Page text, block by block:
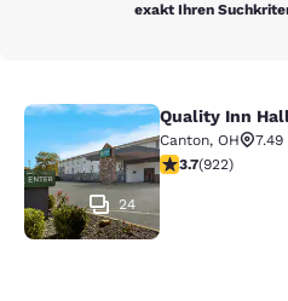
exakt Ihren
Quality Inn Hall of
24
Quality Inn
Canton, OH
7.49
3.74-Sterne-
3.7(922)